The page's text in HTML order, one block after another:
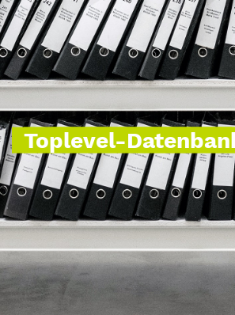
Toplevel-